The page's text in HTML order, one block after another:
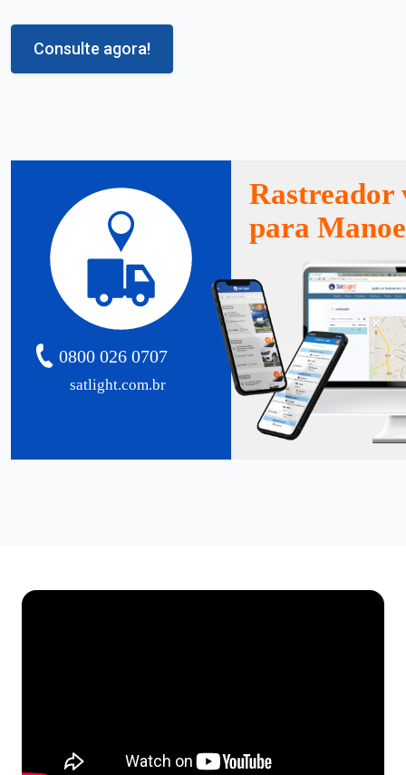
Consulte agora!
satlight.com.br
0800 026 0707
Rastreador
para